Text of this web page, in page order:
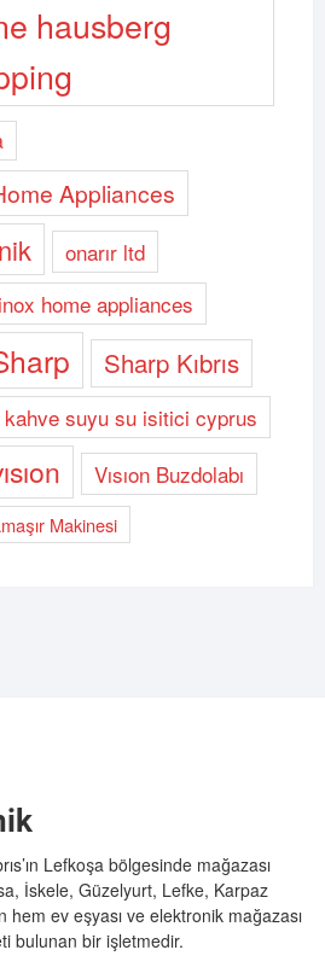
hausberg
Appliances
onarır ltd
home appliances
Sharp Kıbrıs
suyu su isitici cyprus
Vısıon Buzdolabı
Makinesi
Lefkoşa bölgesinde mağazası
İskele, Güzelyurt, Lefke, Karpaz
ev eşyası ve elektronik mağazası
bulunan bir işletmedir.